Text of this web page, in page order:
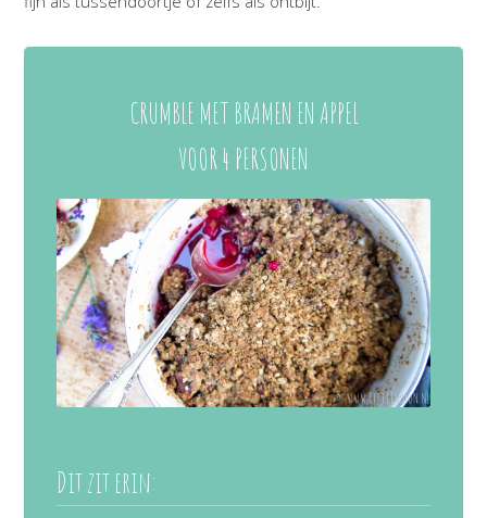
CRUMBLE MET BRAMEN EN APPEL
VOOR 4 PERSONEN
Dit zit erin: